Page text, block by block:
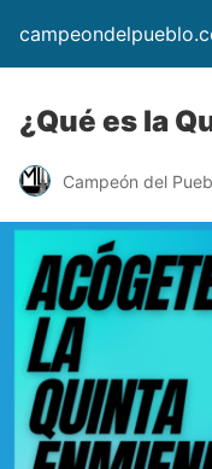
¿Qué es la
Campeón del